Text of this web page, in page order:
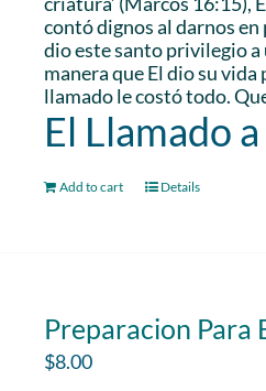
contó dignos al darnos
dio este santo privilegio a
manera que El dio su
llamado le costó todo.
El Llamado
Add to cart Details
Preparacion Para
$8.00